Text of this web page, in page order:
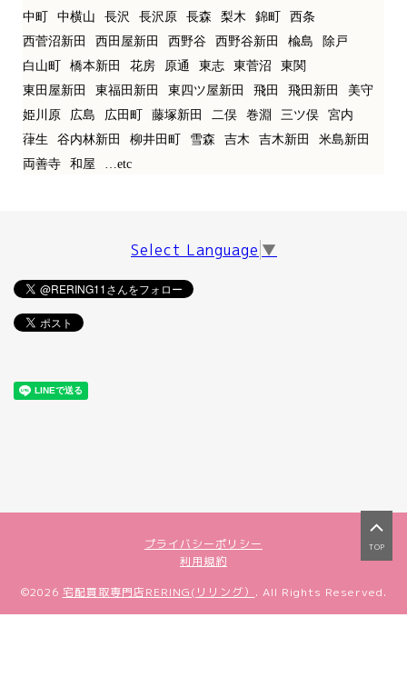
中町
中横山 長沢 長沢原 長森 梨木 錦町
西条
西菅沼新田
西田屋新田 西野谷 西野谷新田 楡島
除戸
白山町
橋本新田 花房 原通 東志 東菅沼
東関
東田屋新田
東福田新田 東四ツ屋新田 飛田 飛田新田
美守
姫川原
広島 広田町 藤塚新田 二俣 巻淵 三ツ俣
宮内
葎生
谷内林新田 柳井田町 雪森 吉木 吉木新田
米島新田
両善寺
和屋 …etc
Select Language ▼
プライバシーポリシー
利用規約
TOP
©2026 宅配買取専門店RERING(リリング） . All Rights Reserved.